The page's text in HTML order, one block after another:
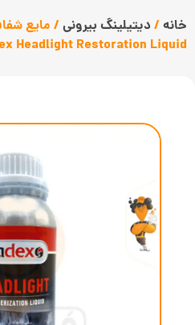
خانه / دیتیلینگ بیرونی / مایع
Headlight Restoration Liquid